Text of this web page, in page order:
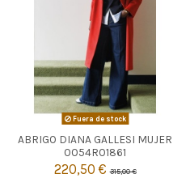
Fuera de stock
ABRIGO DIANA GALLESI MUJER
0054R01861
220,50 €315,00 €
 Agotado